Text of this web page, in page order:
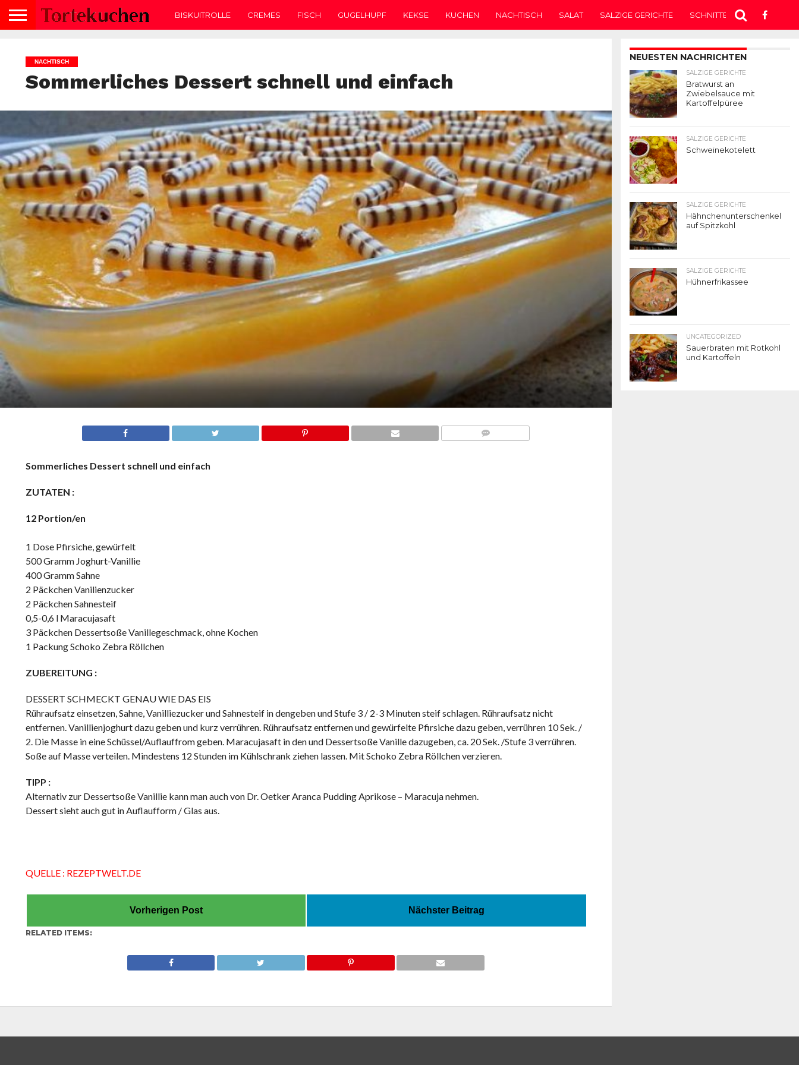
BISKUITROLLE CREMES FISCH GUGELHUPF KEKSE KUCHEN NACHTISCH SALAT SALZIGE GERICHTE SCHNITTEN SUPPE
NACHTISCH
Sommerliches Dessert schnell und einfach
Sommerliches Dessert schnell und einfach
ZUTATEN :
12 Portion/en
1 Dose Pfirsiche, gewürfelt
500 Gramm Joghurt-Vanillie
400 Gramm Sahne
2 Päckchen Vanilienzucker
2 Päckchen Sahnesteif
0,5-0,6 l Maracujasaft
3 Päckchen Dessertsoße Vanillegeschmack, ohne Kochen
1 Packung Schoko Zebra Röllchen
ZUBEREITUNG :
DESSERT SCHMECKT GENAU WIE DAS EIS
Rühraufsatz einsetzen, Sahne, Vanilliezucker und Sahnesteif in dengeben und Stufe 3 / 2-3 Minuten steif schlagen. Rühraufsatz nicht
entfernen. Vanillienjoghurt dazu geben und kurz verrühren. Rühraufsatz entfernen und gewürfelte Pfirsiche dazu geben, verrühren 10 Sek. /
2. Die Masse in eine Schüssel/Auflauffrom geben. Maracujasaft in den und Dessertsoße Vanille dazugeben, ca. 20 Sek. /Stufe 3 verrühren.
Soße auf Masse verteilen. Mindestens 12 Stunden im Kühlschrank ziehen lassen. Mit Schoko Zebra Röllchen verzieren.
TIPP :
Alternativ zur Dessertsoße Vanillie kann man auch von Dr. Oetker Aranca Pudding Aprikose – Maracuja nehmen.
Dessert sieht auch gut in Auflaufform / Glas aus.
QUELLE : REZEPTWELT.DE
Vorherigen Post Nächster Beitrag
RELATED ITEMS:
NEUESTEN NACHRICHTEN
SALZIGE GERICHTE
Bratwurst an
Zwiebelsauce mit
Kartoffelpüree
SALZIGE GERICHTE
Schweinekotelett
SALZIGE GERICHTE
Hähnchenunterschenkel
auf Spitzkohl
SALZIGE GERICHTE
Hühnerfrikassee
UNCATEGORIZED
Sauerbraten mit Rotkohl
und Kartoffeln